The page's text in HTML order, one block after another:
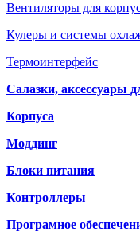
Вентиляторы для
Кулеры и системы
Термоинтерфейс
Салазки, аксессуары
Корпуса
Моддинг
Блоки питания
Контроллеры
Програмное